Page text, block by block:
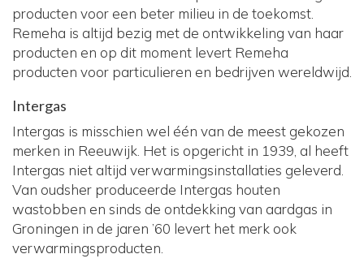
producten voor een beter milieu in de toekomst.
Remeha is altijd bezig met de ontwikkeling van haar
producten en op dit moment levert Remeha
producten voor particulieren en bedrijven wereldwijd.
Intergas
Intergas is misschien wel één van de meest gekozen
merken in Reeuwijk. Het is opgericht in 1939, al heeft
Intergas niet altijd verwarmingsinstallaties geleverd.
Van oudsher produceerde Intergas houten
wastobben en sinds de ontdekking van aardgas in
Groningen in de jaren ’60 levert het merk ook
verwarmingsproducten.